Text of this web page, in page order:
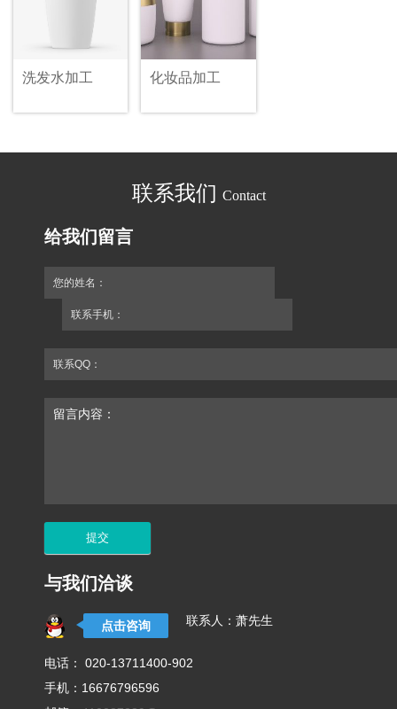
洗发水加工 化妆品加工
联系我们 Contact
给我们留言
您的姓名：
联系手机：
联系QQ：
留言内容：
与我们洽谈
点击咨询 联系人：萧先生
电话： 020-13711400-902
手机：16676796596